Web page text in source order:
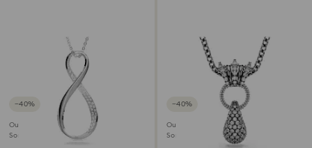
−40%
Outlet
Son Şans
−40%
Outlet
Son Şans